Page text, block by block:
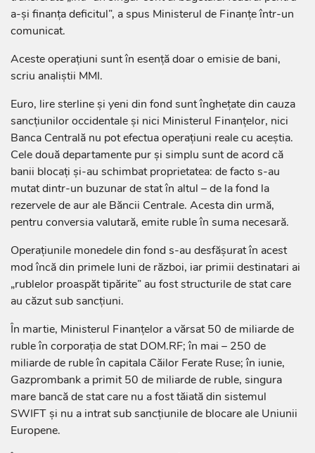
a-și finanța deficitul”, a spus Ministerul de Finanțe într-un
comunicat.
Aceste operațiuni sunt în esență doar o emisie de bani,
scriu analiștii MMI.
Euro, lire sterline și yeni din fond sunt înghețate din cauza
sancțiunilor occidentale și nici Ministerul Finanțelor, nici
Banca Centrală nu pot efectua operațiuni reale cu aceștia.
Cele două departamente pur și simplu sunt de acord că
banii blocați și-au schimbat proprietatea: de facto s-au
mutat dintr-un buzunar de stat în altul – de la fond la
rezervele de aur ale Băncii Centrale. Acesta din urmă,
pentru conversia valutară, emite ruble în suma necesară.
Operațiunile monedele din fond s-au desfășurat în acest
mod încă din primele luni de război, iar primii destinatari ai
„rublelor proaspăt tipărite” au fost structurile de stat care
au căzut sub sancțiuni.
În martie, Ministerul Finanțelor a vărsat 50 de miliarde de
ruble în corporația de stat DOM.RF; în mai – 250 de
miliarde de ruble în capitala Căilor Ferate Ruse; în iunie,
Gazprombank a primit 50 de miliarde de ruble, singura
mare bancă de stat care nu a fost tăiată din sistemul
SWIFT și nu a intrat sub sancțiunile de blocare ale Uniunii
Europene.